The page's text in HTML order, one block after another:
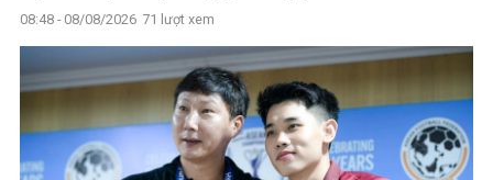
08:48 - 08/08/2026 71 lượt xem